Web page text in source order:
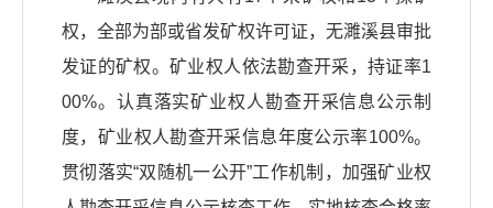
权，全部为部或省发矿权许可证，无濉溪县审批
发证的矿权。矿业权人依法勘查开采，持证率1
00%。认真落实矿业权人勘查开采信息公示制
度，矿业权人勘查开采信息年度公示率100%。
贯彻落实“双随机一公开”工作机制，加强矿业权